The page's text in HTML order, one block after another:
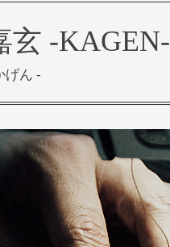
玄 -KAGEN-
げん -